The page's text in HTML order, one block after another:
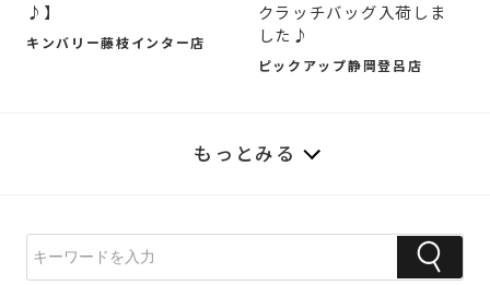
♪】
キンバリー藤枝インター店
クラッチバッグ入荷しま
した♪
ピックアップ静岡登呂店
もっとみる